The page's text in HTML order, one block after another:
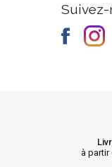
Suivez-
à partir